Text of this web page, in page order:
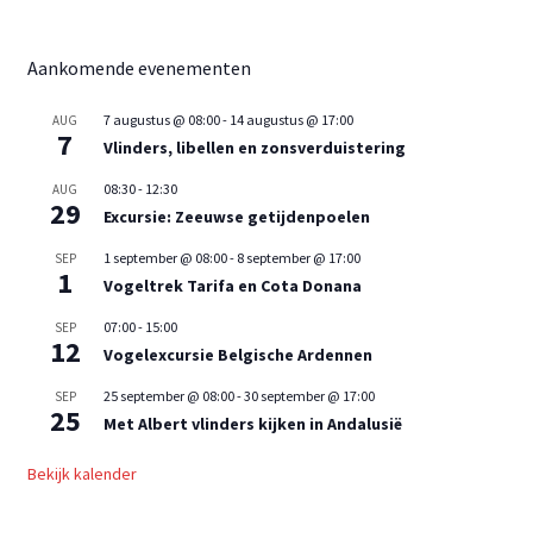
Aankomende evenementen
AUG
7
7 augustus @ 08:00- 14 augustus @ 17:00
Vlinders, libellen en zonsverduistering
AUG
29
08:30- 12:30
Excursie: Zeeuwse getijdenpoelen
SEP
1
1 september @ 08:00- 8 september @ 17:00
Vogeltrek Tarifa en Cota Donana
SEP
12
07:00- 15:00
Vogelexcursie Belgische Ardennen
SEP
25
25 september @ 08:00-30 september @ 17:00
Met Albert vlinders kijken in Andalusië
Bekijk kalender